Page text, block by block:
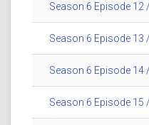
Season 6 Episode 12
Season 6 Episode 13
Season 6 Episode 14
Season 6 Episode 15